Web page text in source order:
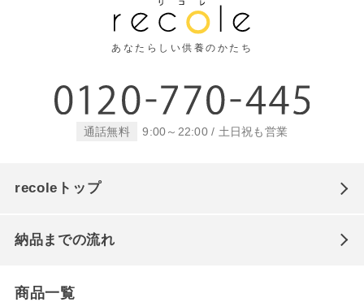
あなたらしい供養のかたち
通話無料 9:00～22:00 / 土日祝も営業
recoleトップ
納品までの流れ
商品一覧